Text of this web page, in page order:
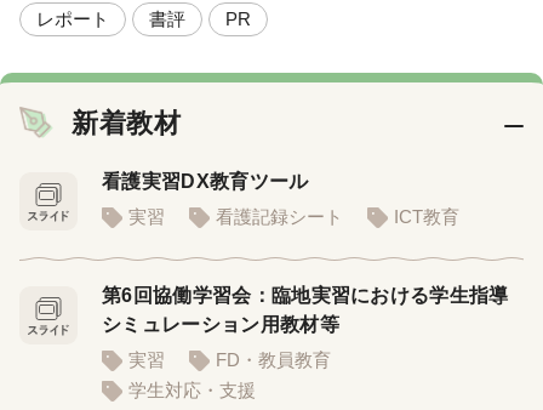
レポート
書評 PR
新着教材
看護実習DX教育ツール
実習
看護記録シート ICT教育
第6回協働学習会：臨地実習における学生指導
シミュレーション用教材等
実習
FD・教員教育
学生対応・支援